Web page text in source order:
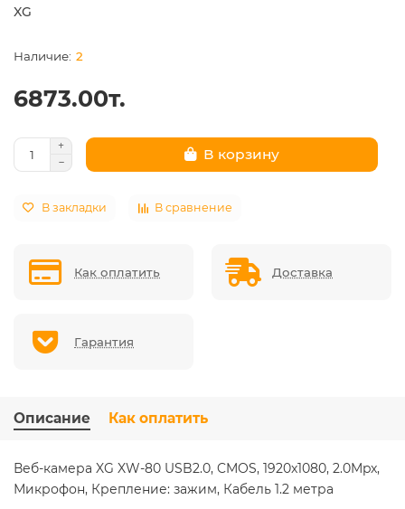
XG
2
6873.00т.
В корзину
В закладки В сравнение
Как оплатить Доставка
Гарантия
Описание Как оплатить
Веб-камера XG XW-80 USB2.0, CMOS, 1920x1080, 2.0Mpx,
Микрофон, Крепление: зажим, Кабель 1.2 метра